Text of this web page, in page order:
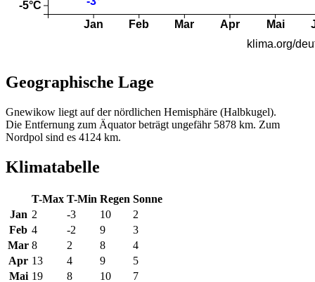
Geographische Lage
Gnewikow liegt auf der nördlichen Hemisphäre (Halbkugel).
Die Entfernung zum Äquator beträgt ungefähr 5878 km. Zum
Nordpol sind es 4124 km.
Klimatabelle
T-Max T-Min Regen Sonne
Jan 2 -3 10
2
Feb 4 -2 9
3
Mar 8 2 8
4
Apr 13 4 9
5
Mai 19 8 10 7